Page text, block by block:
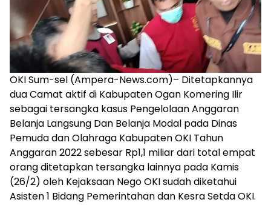
lebih
murah
dari
Koran
maupun
media
siber
lainnya,
desain
Koran
dan
media
siber
lebih
eksklusif,
bergaya
OKI Sum-sel (Ampera-News.com)– Ditetapkannya
dua Camat aktif di Kabupaten Ogan Komering Ilir
sebagai tersangka kasus Pengelolaan Anggaran
Belanja Langsung Dan Belanja Modal pada Dinas
Pemuda dan Olahraga Kabupaten OKI Tahun
Anggaran 2022 sebesar Rp1,1 miliar dari total empat
orang ditetapkan tersangka lainnya pada Kamis
(26/2) oleh Kejaksaan Nego OKI sudah diketahui
Asisten 1 Bidang Pemerintahan dan Kesra Setda OKI.